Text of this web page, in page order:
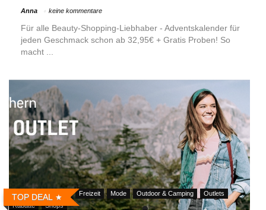
Anna keine kommentare
Für alle Beauty-Shopping-Liebhaber - Adventskalender für
jeden Geschmack schon ab 32,95€ + Gratis Proben! So
macht ...
TOP DEAL
Aktionen Fitness Freizeit Mode Outdoor & Camping
Outlets
Rabatte
Shops